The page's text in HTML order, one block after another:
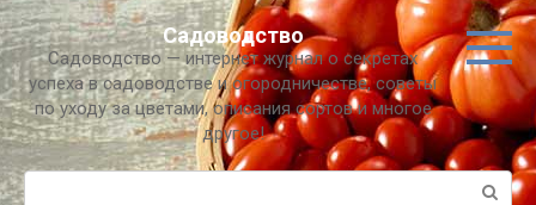
Перейти
к
контенту
Садоводство
Садоводство — интернет журнал о секретах
успеха в садоводстве и огородничестве, советы
по уходу за цветами, описания сортов и многое
другое!
Поиск: